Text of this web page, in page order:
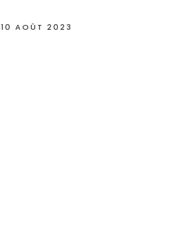
10 AOÛT 2023